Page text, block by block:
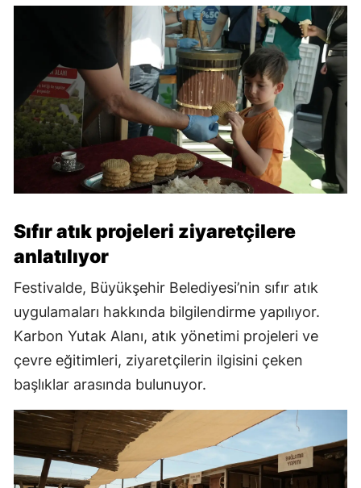
Sıfır atık projeleri ziyaretçilere
anlatılıyor
Festivalde, Büyükşehir Belediyesi’nin sıfır atık
uygulamaları hakkında bilgilendirme yapılıyor.
Karbon Yutak Alanı, atık yönetimi projeleri ve
çevre eğitimleri, ziyaretçilerin ilgisini çeken
başlıklar arasında bulunuyor.